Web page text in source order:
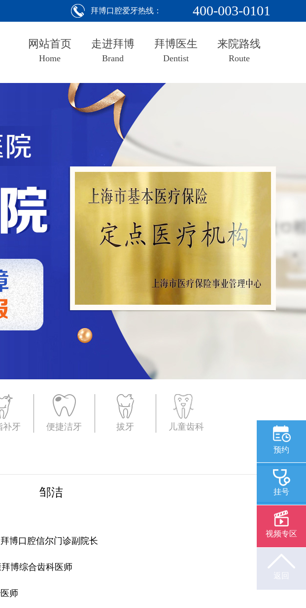
拜博口腔爱牙热线： 400-003-0101
网站首页
Home
走进拜博
Brand
拜博医生
Dentist
来院路线
Route
补牙 便捷洁牙 拔牙 儿童齿科
邹洁
拜博口腔信尔门诊副院长
拜博综合齿科医师
师
预约
挂号
视频专区
返回